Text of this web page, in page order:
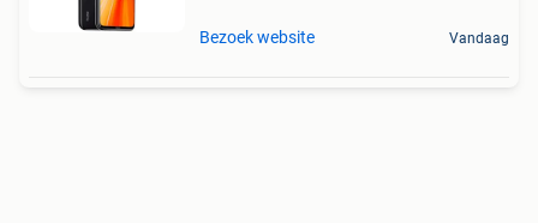
Bezoek website Vandaag